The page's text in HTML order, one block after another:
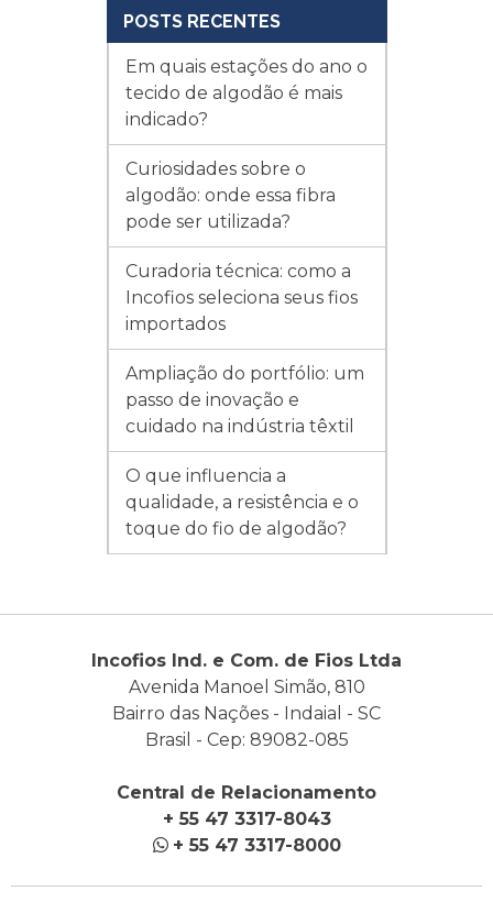
POSTS RECENTES
Em quais estações do ano o
tecido de algodão é mais
indicado?
Curiosidades sobre o
algodão: onde essa fibra
pode ser utilizada?
Curadoria técnica: como a
Incofios seleciona seus fios
importados
Ampliação do portfólio: um
passo de inovação e
cuidado na indústria têxtil
O que influencia a
qualidade, a resistência e o
toque do fio de algodão?
Incofios Ind. e Com. de Fios Ltda
Avenida Manoel Simão, 810
Bairro das Nações - Indaial - SC
Brasil - Cep: 89082-085
Central de Relacionamento
+ 55 47 3317-8043
+ 55 47 3317-8000